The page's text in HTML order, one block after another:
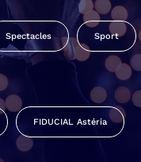
Spectacles Sport
FIDUCIAL Astéria